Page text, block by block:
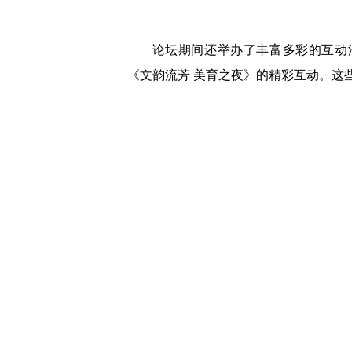
论坛期间还举办了丰富多彩的互
《文韵流芳 美育之夜》的精彩互动。